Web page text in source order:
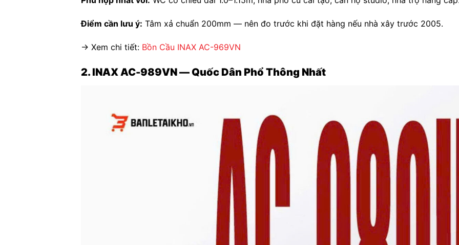
Điểm cần lưu ý: Tâm xả chuẩn 200mm — nên đo trước khi đặt hàng nếu nhà xây trước 2005.
→ Xem chi tiết: Bồn Cầu INAX AC-969VN
2. INAX AC-989VN — Quốc Dân Phổ Thông Nhất